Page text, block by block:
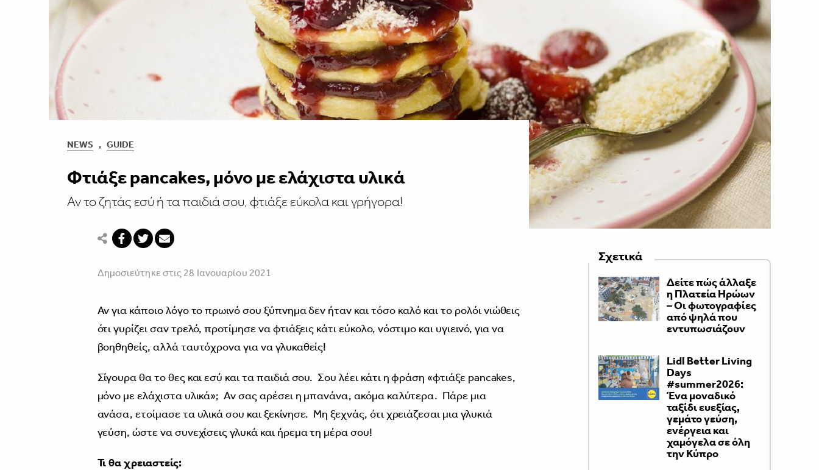
NEWS , GUIDE
Φτιάξε pancakes, μόνο με ελάχιστα υλικά
Αν το ζητάς εσύ ή τα παιδιά σου, φτιάξε εύκολα και γρήγορα!
Δημοσιεύτηκε στις 28 Ιανουαρίου 2021
Αν για κάποιο λόγο το πρωινό σου ξύπνημα δεν ήταν και τόσο καλό και το ρολόι νιώθεις
ότι γυρίζει σαν τρελό, προτίμησε να φτιάξεις κάτι εύκολο, νόστιμο και υγιεινό, για να
βοηθηθείς, αλλά ταυτόχρονα για να γλυκαθείς!
Σίγουρα θα το θες και εσύ και τα παιδιά σου. Σου λέει κάτι η φράση «φτιάξε pancakes,
μόνο με ελάχιστα υλικά»; Αν σας αρέσει η μπανάνα, ακόμα καλύτερα. Πάρε μια
ανάσα, ετοίμασε τα υλικά σου και ξεκίνησε. Μη ξεχνάς, ότι χρειάζεσαι μια γλυκιά
γεύση, ώστε να συνεχίσεις γλυκά και ήρεμα τη μέρα σου!
Τι θα χρειαστείς:
Σχετικά
Δείτε πώς άλλαξε
η Πλατεία Ηρώων
– Οι φωτογραφίες
από ψηλά που
εντυπωσιάζουν
Lidl Better Living
Days
#summer2026:
Ένα μοναδικό
ταξίδι ευεξίας,
γεμάτο γεύση,
ενέργεια και
χαμόγελα σε όλη
την Κύπρο